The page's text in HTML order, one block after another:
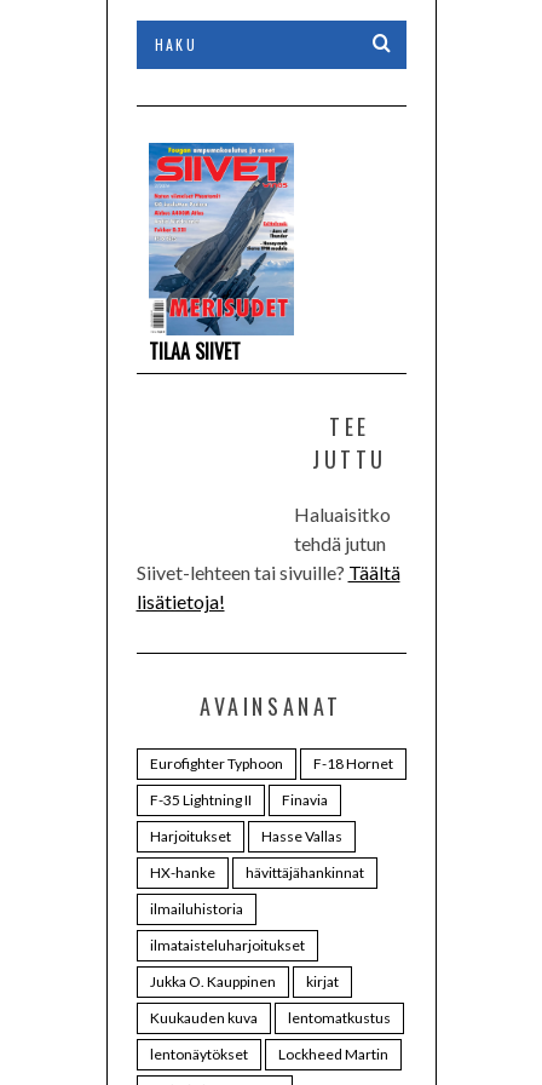
TILAA SIIVET
TEE
JUTTU
Haluaisitko
tehdä jutun
Siivet-lehteen tai sivuille? Täältä
lisätietoja!
AVAINSANAT
Eurofighter Typhoon
F-18 Hornet
F-35 Lightning II
Finavia
Harjoitukset
Hasse Vallas
HX-hanke
hävittäjähankinnat
ilmailuhistoria
ilmataisteluharjoitukset
Jukka O. Kauppinen
kirjat
Kuukauden kuva
lentomatkustus
lentonäytökset
Lockheed Martin